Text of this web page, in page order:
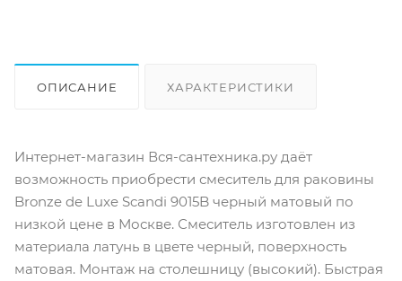
ОПИСАНИЕ ХАРАКТЕРИСТИКИ
Интернет-магазин Вся-сантехника.ру даёт
возможность приобрести смеситель для раковины
Bronze de Luxe Scandi 9015B черный матовый по
низкой цене в Москве. Смеситель изготовлен из
материала латунь в цвете черный, поверхность
матовая. Монтаж на столешницу (высокий). Быстрая